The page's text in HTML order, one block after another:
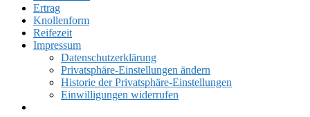
Ertrag
Knollenform
Reifezeit
Impressum
Datenschutzerklärung
Privatsphäre-Einstellungen ändern
Historie der Privatsphäre-Einstellungen
Einwilligungen widerrufen